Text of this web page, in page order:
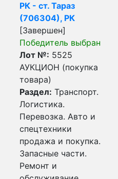
РК - ст. Тараз
(706304), РК
[Завершен]
Победитель выбран
Лот №: 5525
АУКЦИОН (покупка
товара)
Раздел: Транспорт.
Логистика.
Перевозка. Авто и
спецтехники
продажа и покупка.
Запасные части.
Ремонт и